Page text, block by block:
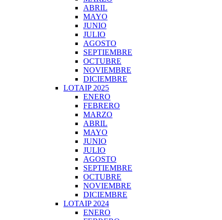
ABRIL
MAYO
JUNIO
JULIO
AGOSTO
SEPTIEMBRE
OCTUBRE
NOVIEMBRE
DICIEMBRE
LOTAIP 2025
ENERO
FEBRERO
MARZO
ABRIL
MAYO
JUNIO
JULIO
AGOSTO
SEPTIEMBRE
OCTUBRE
NOVIEMBRE
DICIEMBRE
LOTAIP 2024
ENERO